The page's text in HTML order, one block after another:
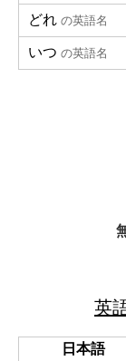
どれ の英語名
いつ の英語名
英
日本語